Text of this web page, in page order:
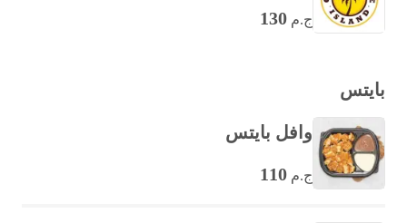
ج.م 130
بايتس
وافل بايتس
ج.م 110